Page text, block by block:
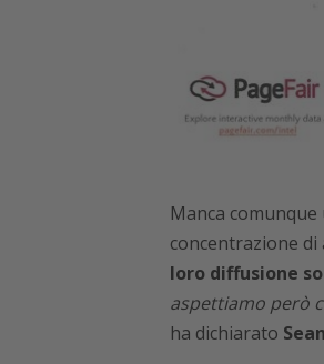
Manca
concentrazione
loro diffusione
aspettiamo però
ha dichiarato